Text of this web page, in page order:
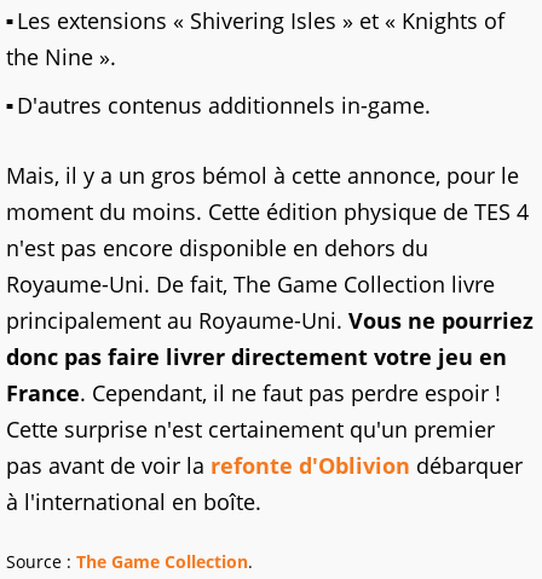
Les extensions « Shivering Isles » et « Knights of
the Nine ».
D'autres contenus additionnels in-game.
Mais, il y a un gros bémol à cette annonce, pour le
moment du moins. Cette édition physique de TES 4
n'est pas encore disponible en dehors du
Royaume-Uni. De fait, The Game Collection livre
principalement au Royaume-Uni. Vous ne pourriez
donc pas faire livrer directement votre jeu en
France. Cependant, il ne faut pas perdre espoir !
Cette surprise n'est certainement qu'un premier
pas avant de voir la refonte d'Oblivion débarquer
à l'international en boîte.
Source : The Game Collection.